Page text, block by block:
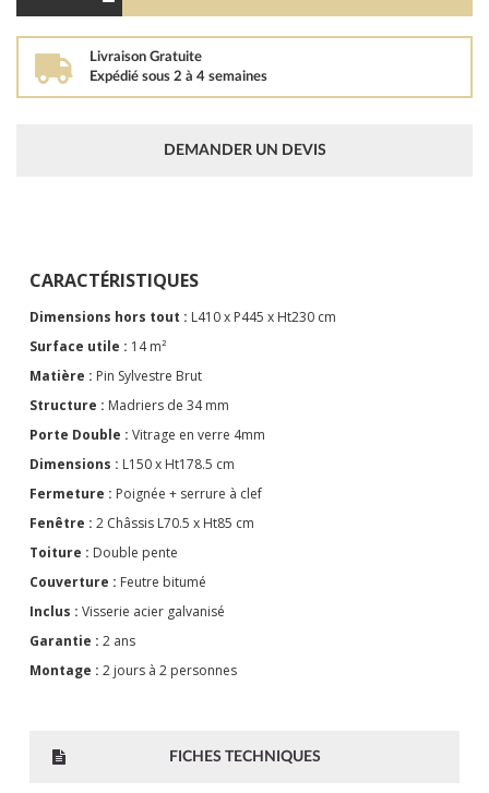
Livraison Gratuite
Expédié sous 2 à 4 semaines
DEMANDER UN DEVIS
CARACTÉRISTIQUES
Dimensions hors tout : L410 x P445 x Ht230 cm
Surface utile : 14 m²
Matière : Pin Sylvestre Brut
Structure : Madriers de 34 mm
Porte Double : Vitrage en verre 4mm
Dimensions : L150 x Ht178.5 cm
Fermeture : Poignée + serrure à clef
Fenêtre : 2 Châssis L70.5 x Ht85 cm
Toiture : Double pente
Couverture : Feutre bitumé
Inclus : Visserie acier galvanisé
Garantie : 2 ans
Montage : 2 jours à 2 personnes
FICHES TECHNIQUES